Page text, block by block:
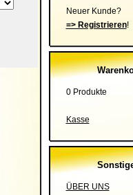
Neuer Kunde?
=> Registrieren!
0 Produkte
Kasse
ÜBER UNS